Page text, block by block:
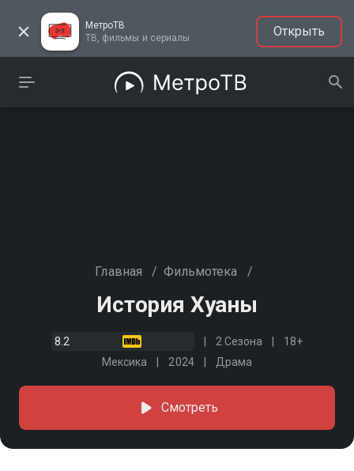
МетроТВ
ТВ, фильмы и сериалы
Открыть
Главная / Фильмотека /
История Хуаны
8.2 2 Сезона
18+
Мексика
2024 Драма
Смотреть